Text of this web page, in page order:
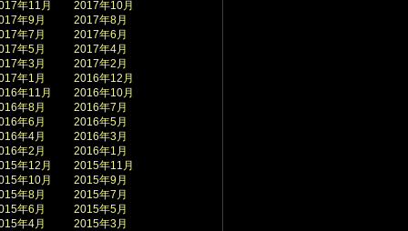
年11月
2017年10月
年9月
2017年8月
年7月
2017年6月
年5月
2017年4月
年3月
2017年2月
年1月
2016年12月
年11月
2016年10月
年8月
2016年7月
年6月
2016年5月
年4月
2016年3月
年2月
2016年1月
年12月
2015年11月
年10月
2015年9月
年8月
2015年7月
年6月
2015年5月
年4月
2015年3月